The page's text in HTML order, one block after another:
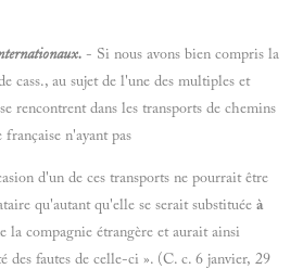
- Si nous avons bien compris la
cass., au sujet de l'une des multiples et
rencontrent dans les transports de chemins
n'ayant pas
d'un de ces transports ne pourrait être
qu'autant qu'elle se serait substituée à
la compagnie étrangère et aurait ainsi
des fautes de celle-ci ». (C. c. 6 janvier, 29